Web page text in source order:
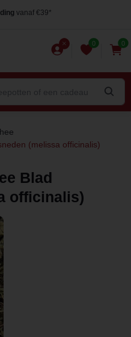
, dezelfde dag verstuurd*
0 0
(melissa officinalis)
Blad
officinalis)